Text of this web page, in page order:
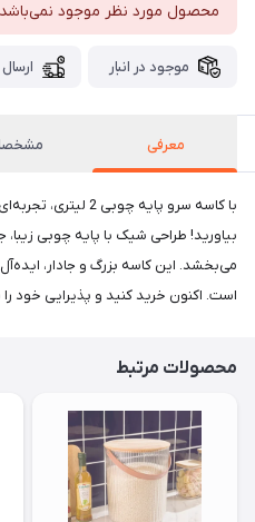
محصول مورد نظر موجود
موجود در انبار
معرفی
با کاسه سرو پایه
بیاورید! طراحی شیک با پایه چوبی
می‌بخشد. این کاسه بزرگ و جادار، ایده‌آل
است. اکنون خرید کنید و پذیرایی خود
محصولات مرتبط